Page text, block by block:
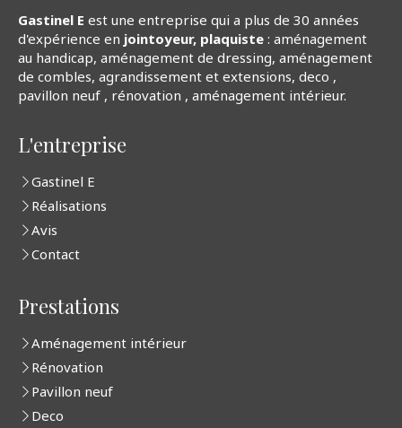
Gastinel E est une entreprise qui a plus de 30 années
d'expérience en jointoyeur, plaquiste : aménagement
au handicap, aménagement de dressing, aménagement
de combles, agrandissement et extensions, deco ,
pavillon neuf , rénovation , aménagement intérieur.
L'entreprise
Gastinel E
Réalisations
Avis
Contact
Prestations
Aménagement intérieur
Rénovation
Pavillon neuf
Deco